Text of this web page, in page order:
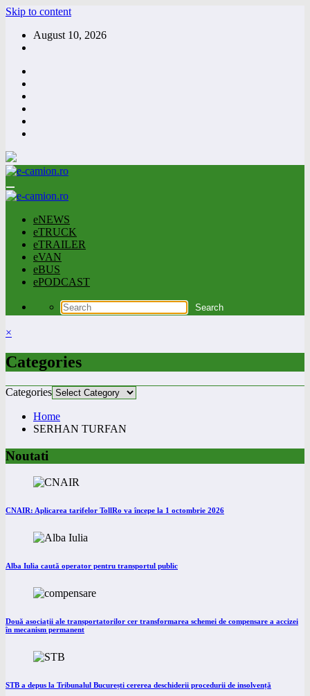
Skip to content
August 10, 2026
eNEWS
eTRUCK
eTRAILER
eVAN
eBUS
ePODCAST
×
Categories
Categories
Home
SERHAN TURFAN
Noutati
CNAIR: Aplicarea tarifelor TollRo va începe la 1 octombrie 2026
Alba Iulia caută operator pentru transportul public
Două asociații ale transportatorilor cer transformarea schemei de compensare a accizei
în mecanism permanent
STB a depus la Tribunalul București cererea deschiderii procedurii de insolvență